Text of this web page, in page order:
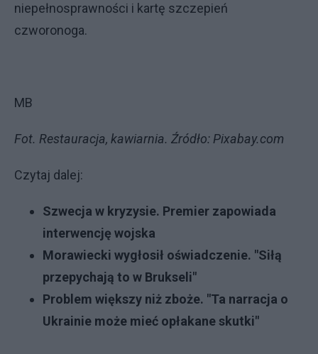
niepełnosprawności i kartę szczepień
czworonoga.
MB
Fot. Restauracja, kawiarnia. Źródło: Pixabay.com
Czytaj dalej:
Szwecja w kryzysie. Premier zapowiada
interwencję wojska
Morawiecki wygłosił oświadczenie. "Siłą
przepychają to w Brukseli"
Problem większy niż zboże. "Ta narracja o
Ukrainie może mieć opłakane skutki"